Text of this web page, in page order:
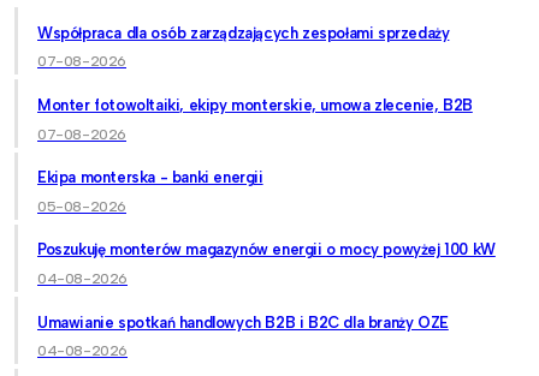
Współpraca dla osób zarządzających zespołami sprzedaży
07-08-2026
Monter fotowoltaiki, ekipy monterskie, umowa zlecenie, B2B
07-08-2026
Ekipa monterska - banki energii
05-08-2026
Poszukuję monterów magazynów energii o mocy powyżej 100 kW
04-08-2026
Umawianie spotkań handlowych B2B i B2C dla branży OZE
04-08-2026